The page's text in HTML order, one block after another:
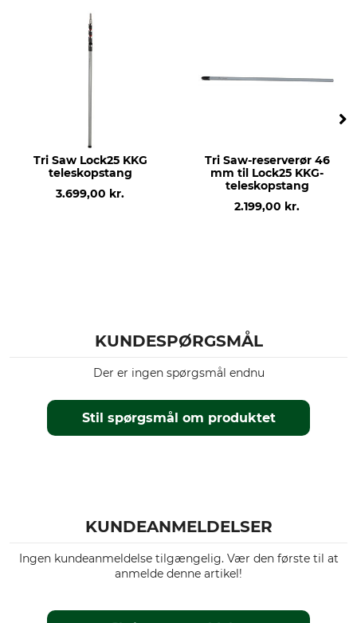
Tri Saw Lock25 KKG
teleskopstang
3.699,00 kr.
Tri Saw-reserverør 46
mm til Lock25 KKG-
teleskopstang
2.199,00 kr.
KUNDESPØRGSMÅL
Stil spørgsmål om produktet
Der er ingen spørgsmål endnu
KUNDEANMELDELSER
Ingen kundeanmeldelse tilgængelig. Vær den første til at
anmelde denne artikel!